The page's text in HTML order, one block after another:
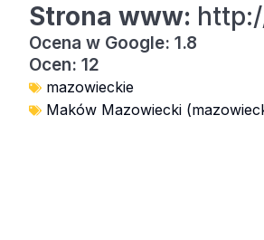
Strona www:
Ocena w Google: 1.8
Ocen: 12
mazowieckie
Maków Mazowiecki